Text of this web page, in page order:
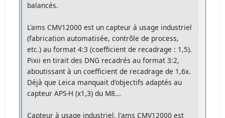
balancés.
L'ams CMV12000 est un capteur à usage industriel
(fabrication automatisée, contrôle de process,
etc.) au format 4:3 (coefficient de recadrage : 1,5).
Pixii en tirait des DNG recadrés au format 3:2,
aboutissant à un coefficient de recadrage de 1,6x.
Déjà que Leica manquait d'objectifs adaptés au
capteur APS-H (x1,3) du M8...
Capteur à usage industriel, l'ams CMV12000 est